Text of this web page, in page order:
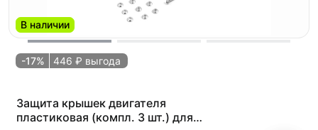
В наличии
-17% 446 ₽ выгода
Защита крышек двигателя
пластиковая (компл. 3 шт.) для